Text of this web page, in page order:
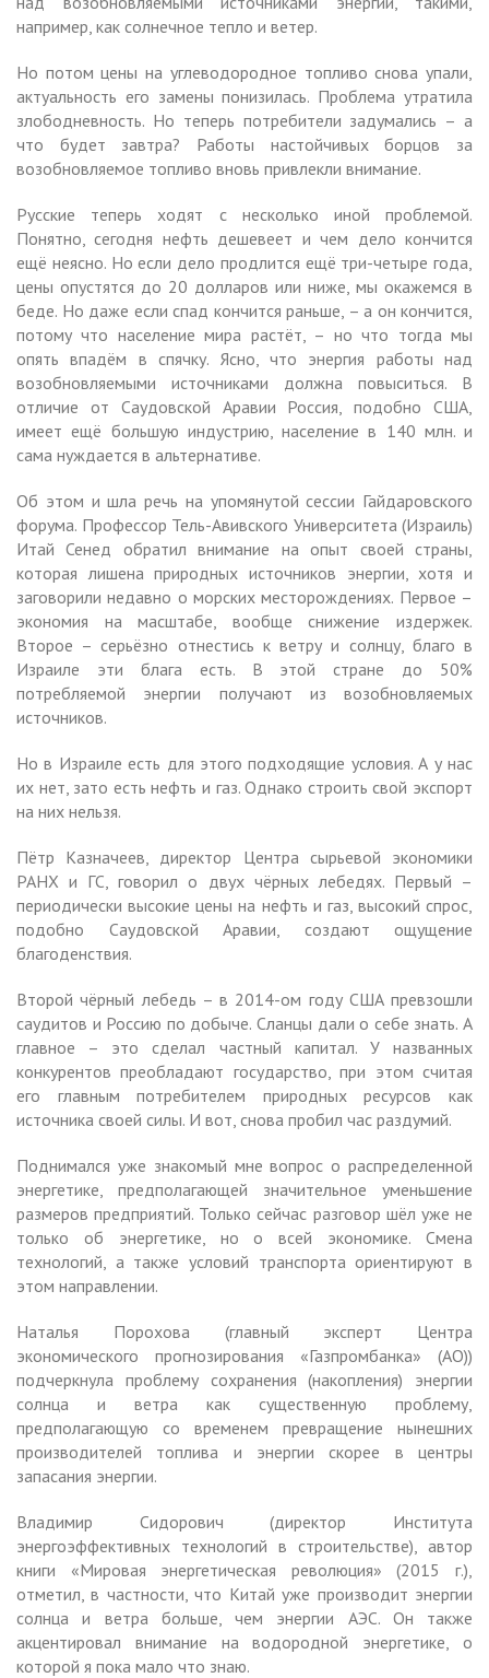
например, как солнечное тепло и ветер.
Но потом цены на углеводородное топливо снова упали,
актуальность его замены понизилась. Проблема утратила
злободневность. Но теперь потребители задумались – а
что будет завтра? Работы настойчивых борцов за
возобновляемое топливо вновь привлекли внимание.
Русские теперь ходят с несколько иной проблемой.
Понятно, сегодня нефть дешевеет и чем дело кончится
ещё неясно. Но если дело продлится ещё три-четыре года,
цены опустятся до 20 долларов или ниже, мы окажемся в
беде. Но даже если спад кончится раньше, – а он кончится,
потому что население мира растёт, – но что тогда мы
опять впадём в спячку. Ясно, что энергия работы над
возобновляемыми источниками должна повыситься. В
отличие от Саудовской Аравии Россия, подобно США,
имеет ещё большую индустрию, население в 140 млн. и
сама нуждается в альтернативе.
Об этом и шла речь на упомянутой сессии Гайдаровского
форума. Профессор Тель-Авивского Университета (Израиль)
Итай Сенед обратил внимание на опыт своей страны,
которая лишена природных источников энергии, хотя и
заговорили недавно о морских месторождениях. Первое –
экономия на масштабе, вообще снижение издержек.
Второе – серьёзно отнестись к ветру и солнцу, благо в
Израиле эти блага есть. В этой стране до 50%
потребляемой энергии получают из возобновляемых
источников.
Но в Израиле есть для этого подходящие условия. А у нас
их нет, зато есть нефть и газ. Однако строить свой экспорт
на них нельзя.
Пётр Казначеев, директор Центра сырьевой экономики
РАНХ и ГС, говорил о двух чёрных лебедях. Первый –
периодически высокие цены на нефть и газ, высокий спрос,
подобно Саудовской Аравии, создают ощущение
благоденствия.
Второй чёрный лебедь – в 2014-ом году США превзошли
саудитов и Россию по добыче. Сланцы дали о себе знать. А
главное – это сделал частный капитал. У названных
конкурентов преобладают государство, при этом считая
его главным потребителем природных ресурсов как
источника своей силы. И вот, снова пробил час раздумий.
Поднимался уже знакомый мне вопрос о распределенной
энергетике, предполагающей значительное уменьшение
размеров предприятий. Только сейчас разговор шёл уже не
только об энергетике, но о всей экономике. Смена
технологий, а также условий транспорта ориентируют в
этом направлении.
Наталья Порохова (главный эксперт Центра
экономического прогнозирования «Газпромбанка» (АО))
подчеркнула проблему сохранения (накопления) энергии
солнца и ветра как существенную проблему,
предполагающую со временем превращение нынешних
производителей топлива и энергии скорее в центры
запасания энергии.
Владимир Сидорович (директор Института
энергоэффективных технологий в строительстве), автор
книги «Мировая энергетическая революция» (2015 г.),
отметил, в частности, что Китай уже производит энергии
солнца и ветра больше, чем энергии АЭС. Он также
акцентировал внимание на водородной энергетике, о
которой я пока мало что знаю.